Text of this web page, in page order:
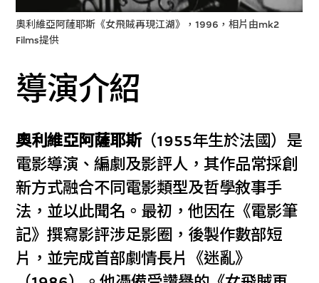
奧利維亞阿薩耶斯《女飛賊再現江湖》，1996，相片由mk2
Films提供
導演介紹
奧利維亞阿薩耶斯（1955年生於法國）是
電影導演、編劇及影評人，其作品常採創
新方式融合不同電影類型及哲學敘事手
法，並以此聞名。最初，他因在《電影筆
記》撰寫影評涉足影圈，後製作數部短
片，並完成首部劇情長片《迷亂》